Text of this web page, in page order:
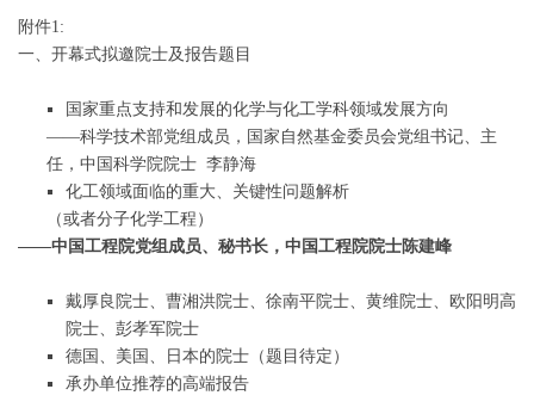
附件1:
一、开幕式拟邀院士及报告题目
国家重点支持和发展的化学与化工学科领域发展方向
——科学技术部党组成员，国家自然基金委员会党组书记、主
任，中国科学院院士 李静海
化工领域面临的重大、关键性问题解析
（或者分子化学工程）
——中国工程院党组成员、秘书长，中国工程院院士陈建峰
戴厚良院士、曹湘洪院士、徐南平院士、黄维院士、欧阳明高
院士、彭孝军院士
德国、美国、日本的院士（题目待定）
承办单位推荐的高端报告